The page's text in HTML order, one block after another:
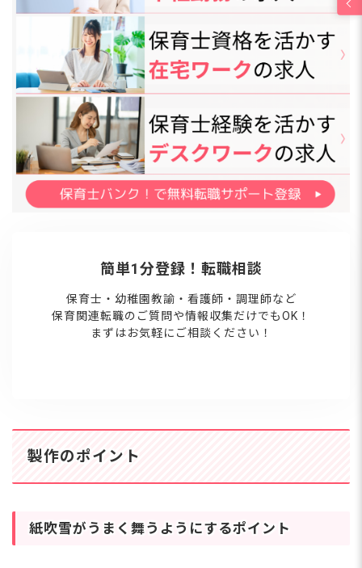
簡単1分登録！転職相談
保育士・幼稚園教諭・看護師・調理師など
保育関連転職のご質問や情報収集だけでもOK！
まずはお気軽にご相談ください！
製作のポイント
紙吹雪がうまく舞うようにするポイント